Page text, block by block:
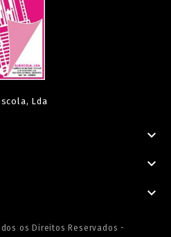
Lda



os Direitos Reservados -